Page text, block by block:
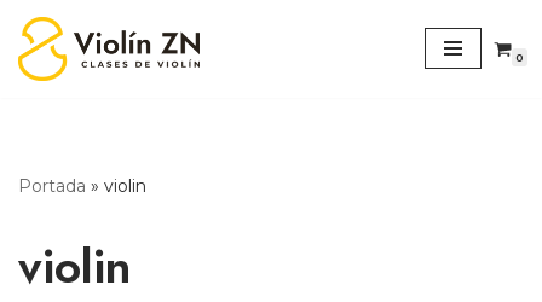
Saltar
0
Portada » violin
violin